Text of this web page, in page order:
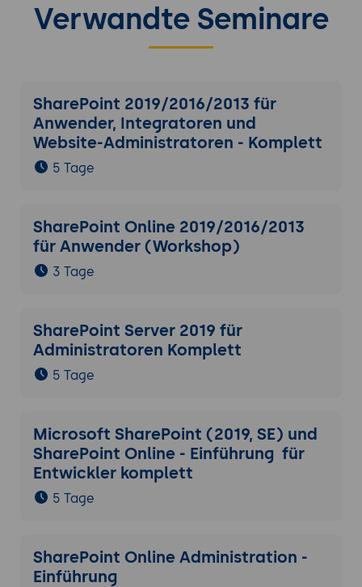
Verwandte Seminare
SharePoint 2019/2016/2013 für
Anwender, Integratoren und
Website-Administratoren - Komplett
5 Tage
SharePoint Online 2019/2016/2013
für Anwender (Workshop)
3 Tage
SharePoint Server 2019 für
Administratoren Komplett
5 Tage
Microsoft SharePoint (2019, SE) und
SharePoint Online - Einführung für
Entwickler komplett
5 Tage
SharePoint Online Administration -
Einführung